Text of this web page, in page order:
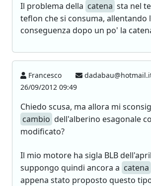
Il problema della catena sta nel
teflon che si consuma, allentando
conseguenza dopo un po' la
Francesco
26/09/2012 09:49
Chiedo scusa, ma allora mi
cambio dell'alberino esagonale
modificato?
Il mio motore ha sigla BLB
suppongo quindi ancora a catena
appena stato proposto questo